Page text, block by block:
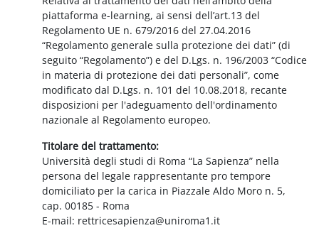
piattaforma e-learning, ai sensi dell’art.13 del
Regolamento UE n. 679/2016 del 27.04.2016
“Regolamento generale sulla protezione dei dati” (di
seguito “Regolamento”) e del D.Lgs. n. 196/2003 “Codice
in materia di protezione dei dati personali”, come
modificato dal D.Lgs. n. 101 del 10.08.2018, recante
disposizioni per l'adeguamento dell'ordinamento
nazionale al Regolamento europeo.
Titolare del trattamento:
Università degli studi di Roma “La Sapienza” nella
persona del legale rappresentante pro tempore
domiciliato per la carica in Piazzale Aldo Moro n. 5,
cap. 00185 - Roma
E-mail: rettricesapienza@uniroma1.it